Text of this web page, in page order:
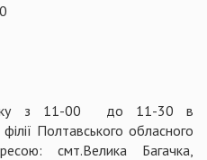
з 11-00 до 11-30 в
Полтавського обласного
смт.Велика Багачка,